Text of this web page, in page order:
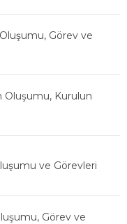
Görev ve
Oluşumu, Kurulun
ve Görevleri
Görev ve